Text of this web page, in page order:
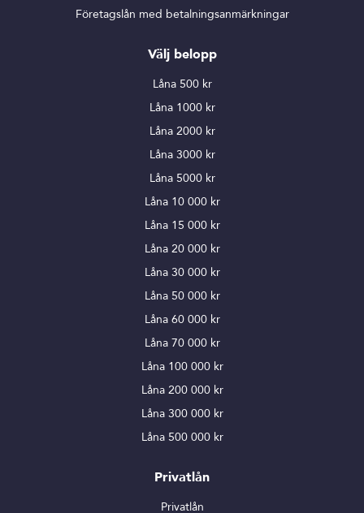
Företagslån med betalningsanmärkningar
Välj belopp
Låna 500 kr
Låna 1000 kr
Låna 2000 kr
Låna 3000 kr
Låna 5000 kr
Låna 10 000 kr
Låna 15 000 kr
Låna 20 000 kr
Låna 30 000 kr
Låna 50 000 kr
Låna 60 000 kr
Låna 70 000 kr
Låna 100 000 kr
Låna 200 000 kr
Låna 300 000 kr
Låna 500 000 kr
Privatlån
Privatlån